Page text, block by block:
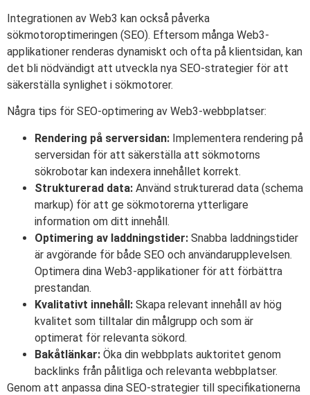
Integrationen av Web3 kan också påverka
sökmotoroptimeringen (SEO). Eftersom många Web3-
applikationer renderas dynamiskt och ofta på klientsidan, kan
det bli nödvändigt att utveckla nya SEO-strategier för att
säkerställa synlighet i sökmotorer.
Några tips för SEO-optimering av Web3-webbplatser:
Rendering på serversidan: Implementera rendering på
serversidan för att säkerställa att sökmotorns
sökrobotar kan indexera innehållet korrekt.
Strukturerad data: Använd strukturerad data (schema
markup) för att ge sökmotorerna ytterligare
information om ditt innehåll.
Optimering av laddningstider: Snabba laddningstider
är avgörande för både SEO och användarupplevelsen.
Optimera dina Web3-applikationer för att förbättra
prestandan.
Kvalitativt innehåll: Skapa relevant innehåll av hög
kvalitet som tilltalar din målgrupp och som är
optimerat för relevanta sökord.
Bakåtlänkar: Öka din webbplats auktoritet genom
backlinks från pålitliga och relevanta webbplatser.
Genom att anpassa dina SEO-strategier till specifikationerna